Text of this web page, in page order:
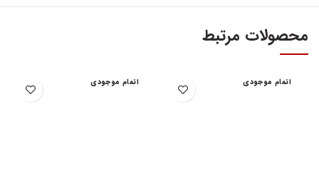
محصولات مرتبط
اتمام موجودی اتمام موجودی